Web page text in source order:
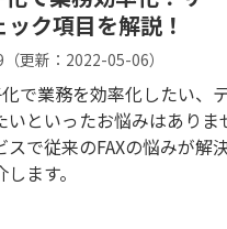
ック項目を解説！
（更新： 2022-05-06）
化で業務を効率化したい、
いといったお悩みはありま
スで従来のFAXの悩みが解
ます。